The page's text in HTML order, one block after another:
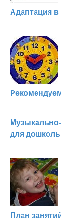
Адаптация в
для
План